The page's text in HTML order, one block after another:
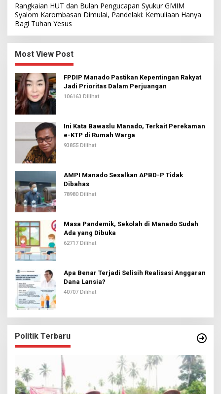
Rangkaian HUT dan Bulan Pengucapan Syukur GMIM
Syalom Karombasan Dimulai, Pandelaki: Kemuliaan Hanya
Bagi Tuhan Yesus
Most View Post
FPDIP Manado Pastikan Kepentingan Rakyat
Jadi Prioritas Dalam Perjuangan
106163 Dilihat
Ini Kata Bawaslu Manado, Terkait Perekaman
e-KTP di Rumah Warga
93855 Dilihat
AMPI Manado Sesalkan APBD-P Tidak
Dibahas
78980 Dilihat
Masa Pandemik, Sekolah di Manado Sudah
Ada yang Dibuka
62717 Dilihat
Apa Benar Terjadi Selisih Realisasi Anggaran
Dana Lansia?
40707 Dilihat
Politik Terbaru